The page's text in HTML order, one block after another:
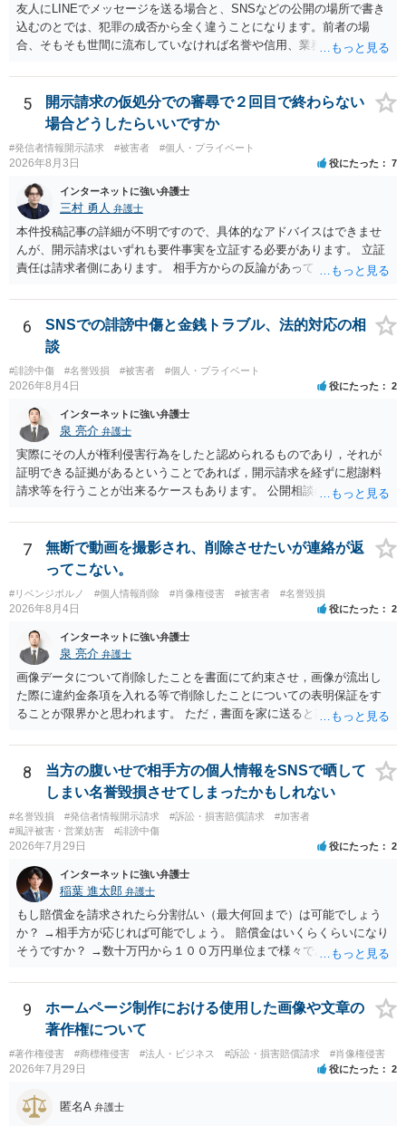
友人にLINEでメッセージを送る場合と、SNSなどの公開の場所で書き
込むのとでは、犯罪の成否から全く違うことになります。前者の場
合、そもそも世間に流布していなければ名誉や信用、業務にかかる犯
5
開示請求の仮処分での審尋で２回目で終わらない
場合どうしたらいいですか
#発信者情報開示請求 #被害者 #個人・プライベート
2026年8月3日 役にたった 7
インターネットに強い弁護士
三村 勇人 弁護士
本件投稿記事の詳細が不明ですので、具体的なアドバイスはできませ
んが、開示請求はいずれも要件事実を立証する必要があります。 立証
責任は請求者側にあります。 相手方からの反論があっても、裁判官が
方が口頭で反論したのは、仮処分は迅速性が要求されるためです。 書
面での反論となれば、より遅延する可能性がございます。 また、本件
はXのため、APのIPアドレスの保存期間の問題もございます。 開示請
求は法律知識が不可欠ですが、それだけでは足りず、実務を踏まえた
方法を選択することが重要です。
6
SNSでの誹謗中傷と金銭トラブル、法的対応の相
談
#誹謗中傷 #名誉毀損 #被害者 #個人・プライベート
2026年8月4日 役にたった 2
インターネットに強い弁護士
泉 亮介 弁護士
実際にその人が権利侵害行為をしたと認められるものであり，それが
証明できる証拠があるということであれば，開示請求を経ずに慰謝料
請求等を行うことが出来るケースもあります。 公開相談の場では回答
に個別に相談されると良いでしょう。
7
無断で動画を撮影され、削除させたいが連絡が返
ってこない。
#リベンジポルノ #個人情報削除 #肖像権侵害 #被害者 #名誉毀損
2026年8月4日 役にたった 2
インターネットに強い弁護士
泉 亮介 弁護士
画像データについて削除したことを書面にて約束させ，画像が流出し
た際に違約金条項を入れる等で削除したことについての表明保証をす
ることが限界かと思われます。 ただ，書面を家に送ると家族に不貞行
除等を求めることは避けたほうが良いかと思われます。
8
当方の腹いせで相手方の個人情報をSNSで晒して
しまい名誉毀損させてしまったかもしれない
#名誉毀損 #発信者情報開示請求 #訴訟・損害賠償請求
#加害者
#風評被害・営業妨害
#誹謗中傷
2026年7月29日 役にたった 2
インターネットに強い弁護士
稲葉 進太郎 弁護士
もし賠償金を請求されたら分割払い（最大何回まで）は可能でしょう
か？ →相手方が応じれば可能でしょう。 賠償金はいくらくらいになり
そうですか？ →数十万円から１００万円単位まで様々であり、不明で
渉が行われ、双方合意に至れば支払が開始され、決裂して相手方が訴
訟提起を選択すれば訴訟の中で解決がなされる流れが通常です。
9
ホームページ制作における使用した画像や文章の
著作権について
#著作権侵害 #商標権侵害 #法人・ビジネス #訴訟・損害賠償請求 #肖像権侵害
2026年7月29日 役にたった 2
匿名A 弁護士